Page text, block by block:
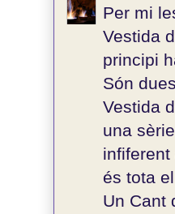
Per mi
Vestida
principi
Són
Vestida
una
és tota
Un Cant